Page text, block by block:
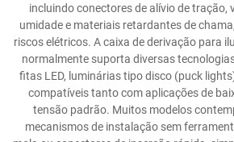
incluindo conectores de alívio de tração,
umidade e materiais retardantes de
riscos elétricos. A caixa de derivação para
normalmente suporta diversas
fitas LED, luminárias tipo disco (puck
compatíveis tanto com aplicações de
tensão padrão. Muitos modelos
mecanismos de instalação sem